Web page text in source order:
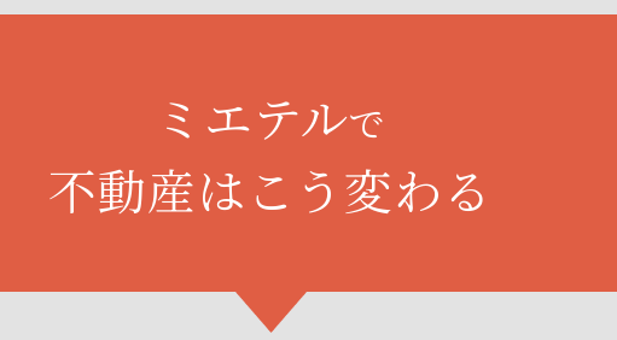
ミエテルで
不動産はこう変わる